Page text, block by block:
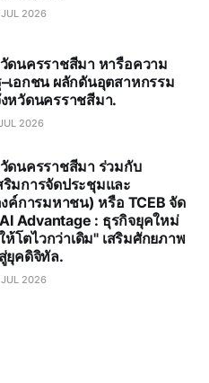
2026
ดนครราชสีมา หารือความ
เอกชน ผลักดันอุตสาหกรรม
หวัดนครราชสีมา.
2026
ดนครราชสีมา ร่วมกับ
ริมการจัดประชุมและ
ค์การมหาชน) หรือ TCEB จัด
Advantage : ธุรกิจยุคใหม่
ห้โตไวกว่าเดิม" เสริมศักยภาพ
ยุคดิจิทัล.
2026